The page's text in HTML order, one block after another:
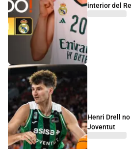
interior del
Henri Drell
Joventut